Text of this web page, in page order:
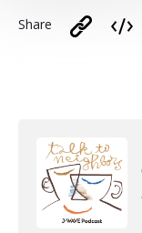
Share